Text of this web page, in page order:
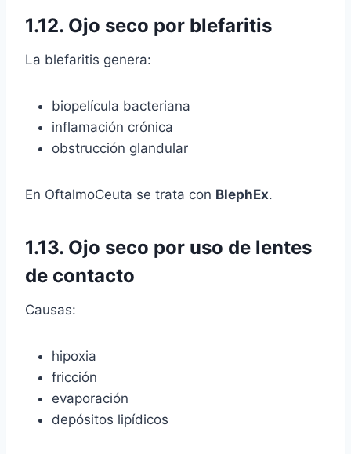
1.12. Ojo seco por blefaritis
La blefaritis genera:
biopelícula bacteriana
inflamación crónica
obstrucción glandular
En OftalmoCeuta se trata con BlephEx.
1.13. Ojo seco por uso de lentes
de contacto
Causas:
hipoxia
fricción
evaporación
depósitos lipídicos